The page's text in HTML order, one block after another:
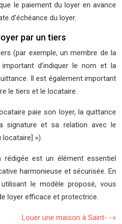
le paiement du loyer en avance
d’échéance du loyer.
par un tiers
(par exemple, un membre de la
d’indiquer le nom et la
Il est également important
le tiers et le locataire.
paie son loyer, la quittance
signature et sa relation avec le
locataire] »).
rédigée est un élément essentiel
harmonieuse et sécurisée. En
le modèle proposé, vous
loyer efficace et protectrice.
Louer une maison à Saint-